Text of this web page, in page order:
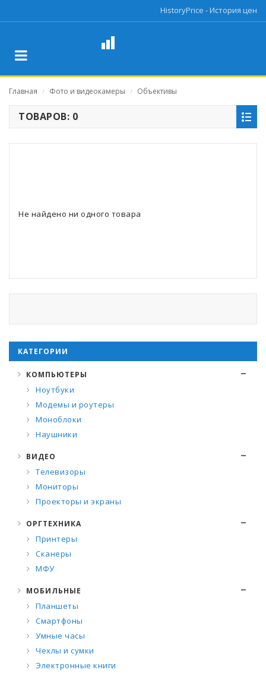
HistoryPrice - История цен
Главная / Фото и видеокамеры / Объективы
ТОВАРОВ: 0
Не найдено ни одного товара
КАТЕГОРИИ
КОМПЬЮТЕРЫ
Ноутбуки
Модемы и роутеры
Моноблоки
Наушники
ВИДЕО
Телевизоры
Мониторы
Проекторы и экраны
ОРГТЕХНИКА
Принтеры
Сканеры
МФУ
МОБИЛЬНЫЕ
Планшеты
Смартфоны
Умные часы
Чехлы и сумки
Электронные книги